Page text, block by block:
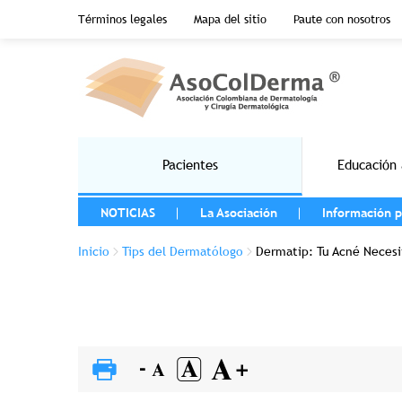
Pasar al contenido principal
Términos legales
Mapa del sitio Paute con nosotros
Pacientes
MENU LEFT
NOTICIAS
La Asociación Información
Sobrescribir enlaces de ayuda a la
Inicio Tips del Dermatólogo Dermatip: Tu Acné